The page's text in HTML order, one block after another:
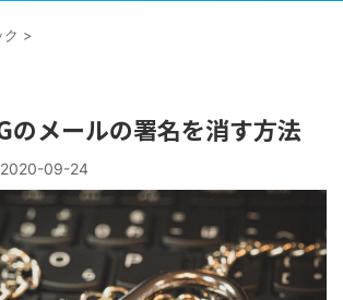
>
のメールの署名を消す方法
2020-09-24